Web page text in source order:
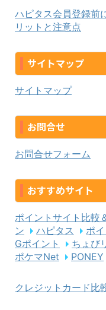
ハピタス会員登録前
リットと注意点
サイトマップ
サイトマップ
お問合せ
お問合せフォーム
おすすめサイト
ポイントサイト比較
ン
ハピタス ポ
Gポイント
ちょび
ポケマNet
PONEY
クレジットカード比